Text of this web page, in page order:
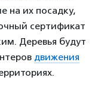
на их посадку,
сертификат
Деревья будут
движения